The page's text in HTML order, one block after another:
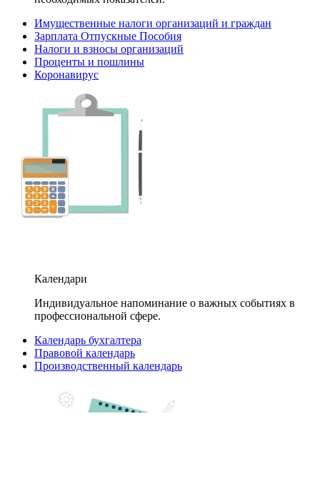
Имущественные налоги организаций и граждан
Зарплата Отпускные Пособия
Налоги и взносы организаций
Проценты и пошлины
Коронавирус
Календари
Индивидуальное напоминание о важных событиях в
профессиональной сфере.
Календарь бухгалтера
Правовой календарь
Производственный календарь